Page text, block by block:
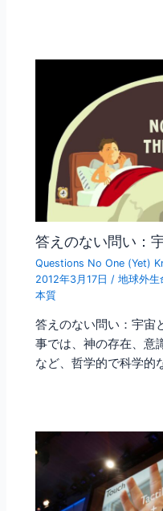
答えのない問い：
Questions No One (Yet)
2012年3月17日 /地球外生
本質
答えのない問い：宇宙
事では、神の存在、意
など、哲学的で科学的